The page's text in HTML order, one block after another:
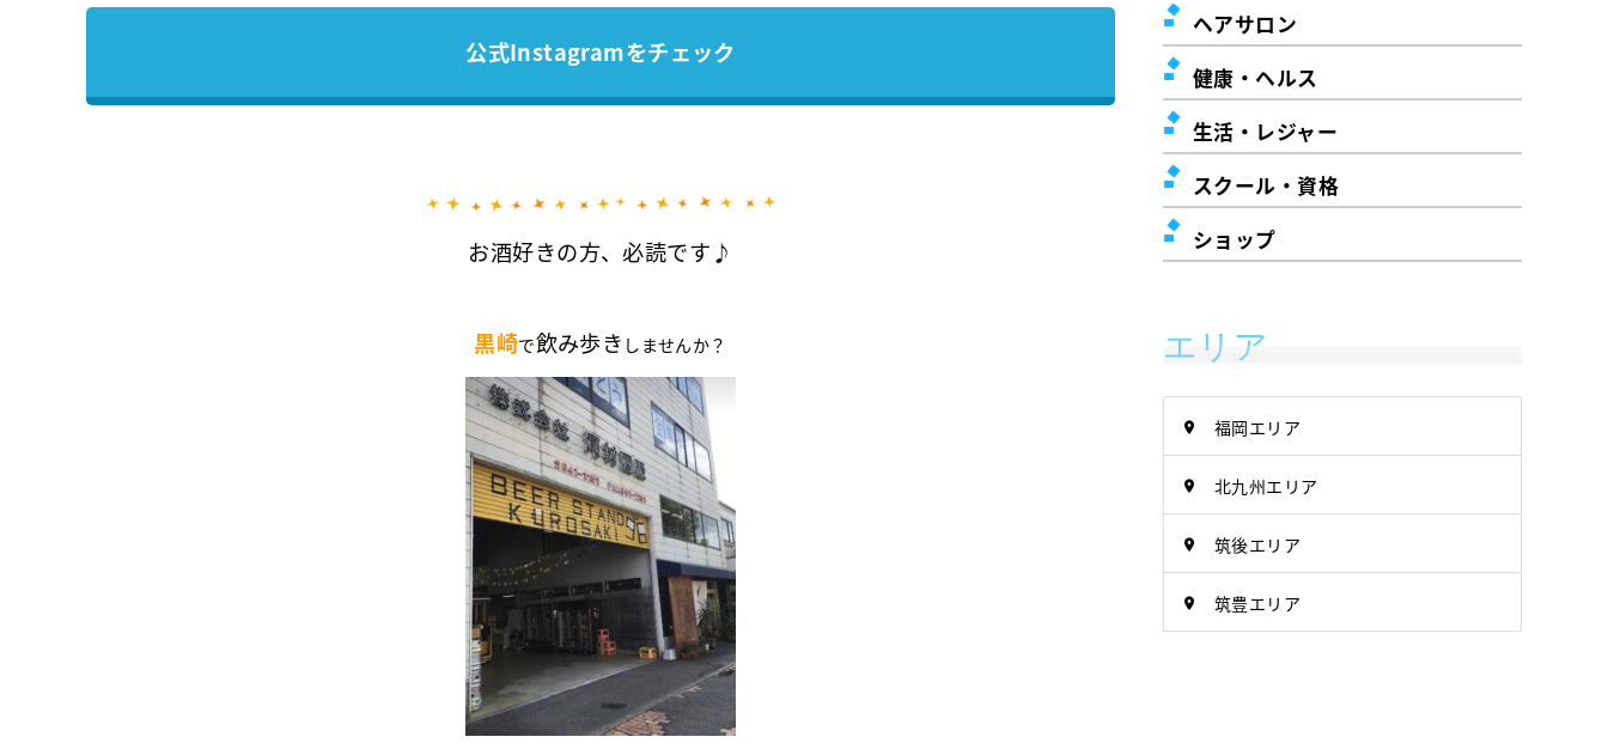
公式Instagramをチェック
お酒好きの方、必読です♪
黒崎で飲み歩き しませんか？
ヘアサロン
健康・ヘルス
生活・レジャー
スクール・資格
ショップ
エリア
福岡エリア
北九州エリア
筑後エリア
筑豊エリア